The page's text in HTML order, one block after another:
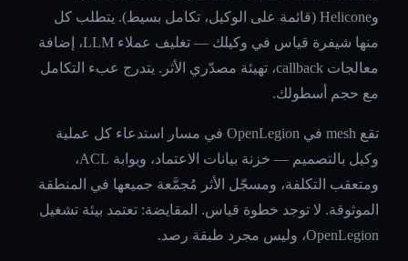
وHelicone (قائمة على الوكيل، تكامل بسيط). يتطلب كل
منها شيفرة قياس في وكيلك — تغليف عملاء LLM، إضافة
معالجات callback، تهيئة مصدّري الأثر. يتدرج عبء التكامل
مع حجم أسطولك.
تقع mesh في OpenLegion في مسار استدعاء كل عملية
وكيل بالتصميم — خزنة بيانات الاعتماد، وبوابة ACL،
ومتعقب التكلفة، ومسجّل الأثر مُجمَّعة جميعها في المنطقة
الموثوقة. لا توجد خطوة قياس. المقايضة: تعتمد بيئة تشغيل
OpenLegion، وليس مجرد طبقة رصد.